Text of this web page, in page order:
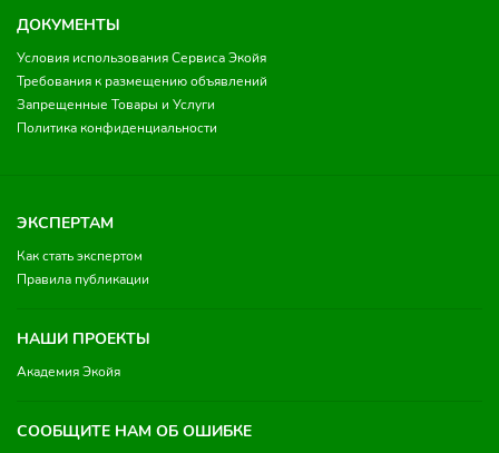
ДОКУМЕНТЫ
Условия использования Сервиса Экойя
Требования к размещению объявлений
Запрещенные Товары и Услуги
Политика конфиденциальности
ЭКСПЕРТАМ
Как стать экспертом
Правила публикации
НАШИ ПРОЕКТЫ
Академия Экойя
СООБЩИТЕ НАМ ОБ ОШИБКЕ